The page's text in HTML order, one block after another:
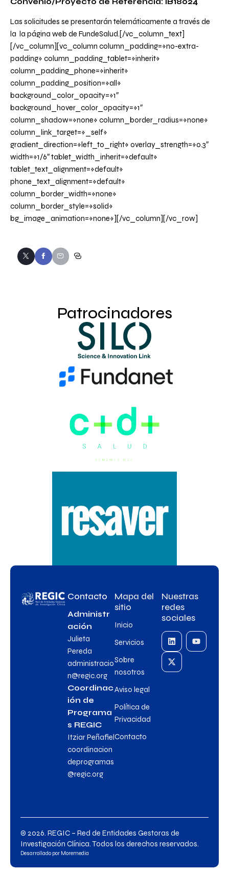
Las solicitudes se presentarán telemáticamente a través de
la la página web de FundeSalud.[/vc_column_text]
[/vc_column][vc_column column_padding=»no-extra-
padding» column_padding_tablet=»inherit»
column_padding_phone=»inherit»
column_padding_position=»all»
background_color_opacity=»1″
background_hover_color_opacity=»1″
column_shadow=»none» column_border_radius=»none»
column_link_target=»_self»
gradient_direction=»left_to_right» overlay_strength=»0.3″
width=»1/6″ tablet_width_inherit=»default»
tablet_text_alignment=»default»
phone_text_alignment=»default»
column_border_width=»none»
column_border_style=»solid»
bg_image_animation=»none»][/vc_column][/vc_row]
Patrocinadores
Contacto
Administr
ación
Julieta
Pereda
administracio
n@regic.org
Coordinac
ión de
Programa
s REGIC
Itziar Peñafiel
coordinacion
deprogramas
@regic.org
Mapa del
sitio
Inicio
Servicios
Sobre
nosotros
Aviso legal
Política de
Privacidad
Contacto
Nuestras
redes
sociales
© 2026. REGIC – Red de Entidades Gestoras de
Investigación Clínica. Todos los derechos reservados.
Desarrollado por Moremedia